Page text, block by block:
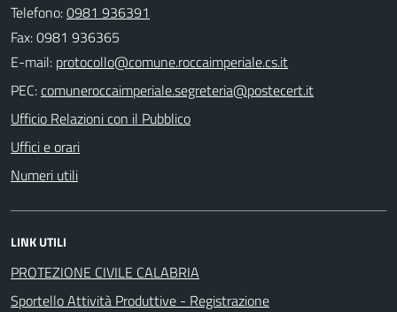
Telefono:0981 936391
Fax: 0981 936365
E-mail:
PEC:
Ufficio Relazioni con il Pubblico
Uffici e orari
Numeri utili
LINK UTILI
PROTEZIONE CIVILE CALABRIA
Sportello Attività Produttive - Registrazione